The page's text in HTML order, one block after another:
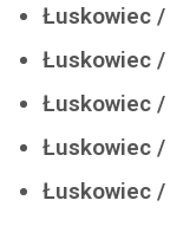
Łuskowiec
Łuskowiec
Łuskowiec
Łuskowiec
Łuskowiec